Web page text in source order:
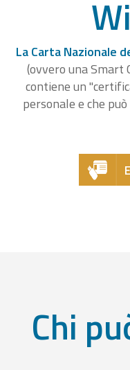
La Carta Nazionale
(ovvero una Smart
contiene un
personale e che
Chi